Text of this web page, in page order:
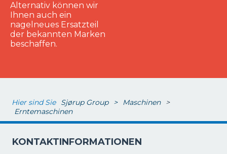
Alternativ können wir
Ihnen auch ein
nagelneues Ersatzteil
der bekannten Marken
beschaffen.
Hier sind Sie Sjørup Group > Maschinen >
Erntemaschinen
KONTAKTINFORMATIONEN